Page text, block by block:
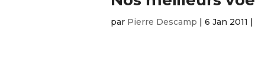
par Pierre Descamp | 6 Jan 2011 |